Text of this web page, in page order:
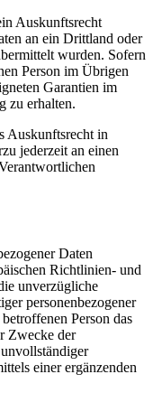
Auskunftsrecht
an ein Drittland oder
wurden. Sofern
Person im Übrigen
Garantien im
zu erhalten.
Auskunftsrecht in
jederzeit an einen
Daten
Richtlinien- und
unverzügliche
personenbezogener
Person das
Zwecke der
einer ergänzenden